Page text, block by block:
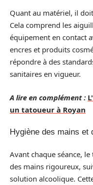
Quant au matériel, il
Cela comprend les
équipement en contact
encres et produits
répondre à des
sanitaires en vigueur.
A lire en complément :
un tatoueur à Royan
Hygiène des mains et
Avant chaque séance,
des mains rigoureux,
solution alcoolique.